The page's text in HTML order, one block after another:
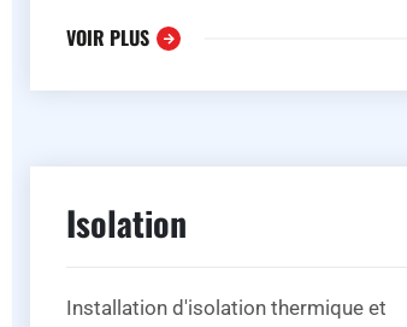
VOIR PLUS
Isolation
Installation d'isolation thermique et